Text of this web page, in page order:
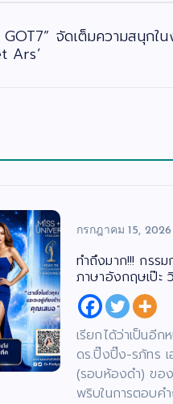
จัดเต็มความสนุกใน
Ars’
กรกฎาคม 15, 2026
ทำถึงมาก!!! กรร
ภาษาอังกฤษเป๊ะ
เรียกได้ว่าเป็นอีก
ดร.ปิ๊งปิ๊ง-รภัทร
(รอบห้องดำ) ขอ
พริบในการตอบค